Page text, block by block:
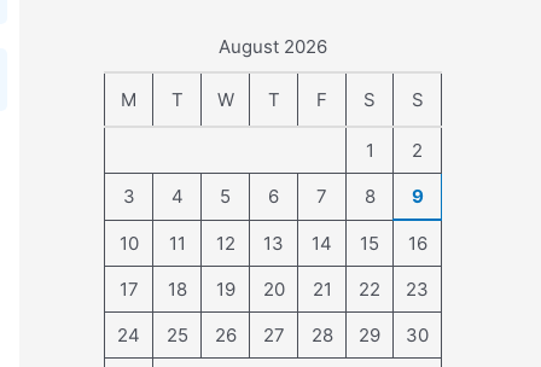
August 2026
M T W T F S S
1
2
3
4 5 6 7 8 9
10 11 12 13 14 15
16
17
18 19 20 21 22
23
24
25 26 27 28 29
30